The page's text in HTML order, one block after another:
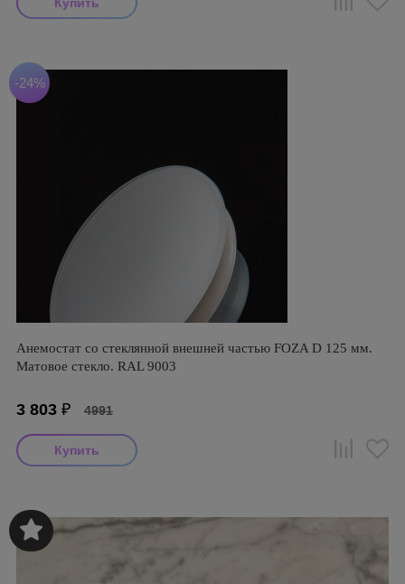
-24%
Анемостат со стеклянной внешней частью FOZA D 125 мм.
Матовое стекло. RAL 9003
3 803 ₽ 4991